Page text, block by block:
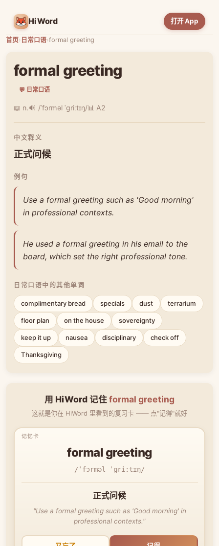
HiWord 打开 App
首页› 日常口语›formal greeting
formal greeting
💬 日常口语
📖 n.🔊 /ˈfɔrməl ˈɡriːtɪŋ/📊 A2
中文释义
正式问候
例句
Use a formal greeting such as 'Good morning'
in professional contexts.
He used a formal greeting in his email to the
board, which set the right professional tone.
日常口语中的其他单词
complimentary bread specials dust terrarium
floor plan on the house sovereignty
keep it up nausea disciplinary check off
Thanksgiving
用 HiWord 记住formal greeting
这就是你在 HiWord 里看到的复习卡 —— 点"记得"就好
formal greeting
/ˈfɔrməl ˈɡriːtɪŋ/
正式问候
"Use a formal greeting such as 'Good morning' in
professional contexts."